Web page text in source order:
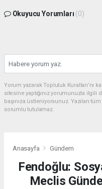
Okuyucu Yorumları (0)
Yorum yazarak Topluluk Kuralları’nı
sitesine yaptığınız yorumunuzla ilgili
başınıza üstleniyorsunuz. Yazılan
sorumlu tutulamaz.
Anasayfa Gündem
Fendoğlu:
Meclis